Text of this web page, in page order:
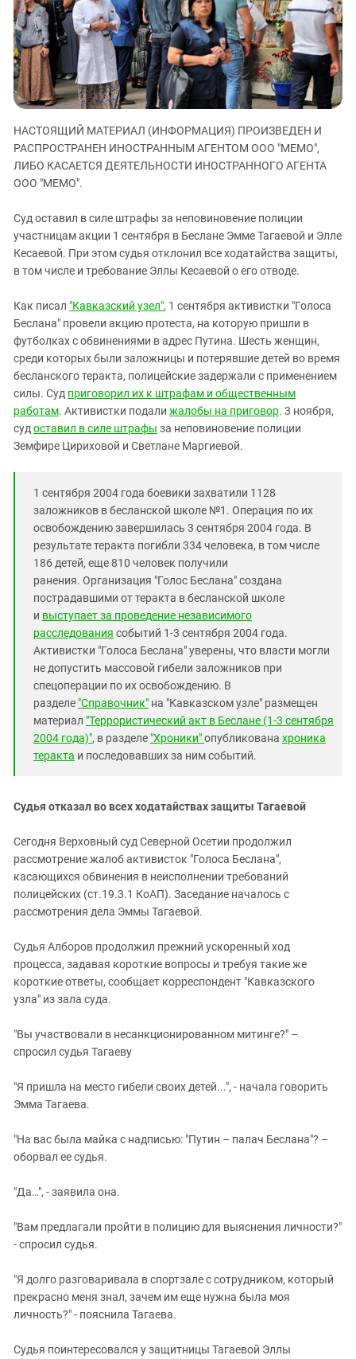
ЗАСТАВЛЯЕТ
КАВКАЗ ЗА ПАЛЕСТИНУ
ИНАКОМЫСЛИЕ В ЧЕЧНЕ
ПРЕСЛЕДОВАНИЕ АКТИВИСТОВ
МОБИЛИЗАЦИЯ И ПРОТЕСТЫ
Дагестан
Ингушетия
Кабардино-Балкария
Калмыкия
Карачаево-Черкесия
Краснодарский край
Нагорный Карабах
Российская Федерация
Северная Осетия - Алания
СКФО
Чечня
Южная Осетия
Южный Кавказ
ЮФО
НАСТОЯЩИЙ МАТЕРИАЛ (ИНФОРМАЦИЯ) ПРОИЗВЕДЕН И
РАСПРОСТРАНЕН ИНОСТРАННЫМ АГЕНТОМ ООО "МЕМО",
ЛИБО КАСАЕТСЯ ДЕЯТЕЛЬНОСТИ ИНОСТРАННОГО АГЕНТА
ООО "МЕМО".
Суд оставил в силе штрафы за неповиновение полиции
участницам акции 1 сентября в Беслане Эмме Тагаевой и Элле
Кесаевой. При этом судья отклонил все ходатайства защиты,
в том числе и требование Эллы Кесаевой о его отводе.
Как писал "Кавказский узел", 1 сентября активистки "Голоса
Беслана" провели акцию протеста, на которую пришли в
футболках с обвинениями в адрес Путина. Шесть женщин,
среди которых были заложницы и потерявшие детей во время
бесланского теракта, полицейскиезадержали с применением
силы. Суд приговорил их к штрафам и общественным
работам. Активистки подали жалобы на приговор. 3 ноября,
суд оставил в силе штрафы за неповиновение полиции
Земфире Цириховой и Светлане Маргиевой.
1 сентября 2004 года боевики захватили 1128
заложников в бесланской школе №1. Операция по их
освобождению завершилась 3 сентября 2004 года. В
результате теракта погибли 334 человека, в том числе
186 детей, еще 810 человек получили
ранения. Организация "Голос Беслана" создана
пострадавшими от теракта в бесланской школе
и выступает за проведение независимого
расследования событий 1-3 сентября 2004 года.
Активистки "Голоса Беслана" уверены, что власти могли
не допустить массовой гибели заложников при
спецоперации по их освобождению. В
разделе "Справочник" на "Кавказском узле" размещен
материал "Террористический акт в Беслане (1-3 сентября
2004 года)", в разделе "Хроники"опубликована хроника
теракта и последовавших за ним событий.
Судья отказал во всех ходатайствах защиты Тагаевой
Сегодня Верховный суд Северной Осетии продолжил
рассмотрение жалоб активисток "Голоса Беслана",
касающихся обвинения в неисполнении требований
полицейских (ст.19.3.1 КоАП). Заседание началось с
рассмотрения дела Эммы Тагаевой.
Судья Алборов продолжил прежний ускоренный ход
процесса, задавая короткие вопросы и требуя такие же
короткие ответы, сообщает корреспондент "Кавказского
узла" из зала суда.
"Вы участвовали в несанкционированном митинге?" –
спросил судья Тагаеву
"Я пришла на место гибели своих детей...", - начала говорить
Эмма Тагаева.
"На вас была майка с надписью: "Путин – палач Беслана"? –
оборвал ее судья.
"Да…", - заявила она.
"Вам предлагали пройти в полицию для выяснения личности?"
- спросил судья.
"Я долго разговаривала в спортзале с сотрудником, который
прекрасно меня знал, зачем им еще нужна была моя
личность?" - пояснила Тагаева.
Судья поинтересовался у защитницы Тагаевой Эллы